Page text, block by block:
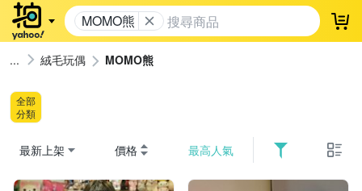
MOMO熊 登
絨毛玩偶 MOMO熊
全部
分類
最新上架 價格 最高人氣